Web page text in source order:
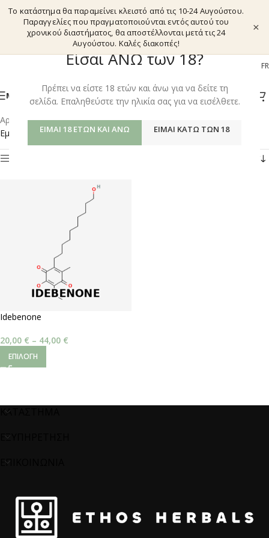
Είσαι ΑΝΩ των 18?
Πρέπει να είστε 18 ετών και άνω για να δείτε τη
σελίδα. Επαληθεύστε την ηλικία σας για να εισέλθετε.
ΕΊΜΑΙ 18 ΕΤΏΝ ΚΑΙ ΆΝΩ ΕΊΜΑΙ ΚΆΤΩ ΤΩΝ 18
Το κατάστημα θα παραμείνει κλειστό από τις 10-24 Αυγούστου.
Παραγγελίες που πραγματοποιούνται εντός αυτού του
χρονικού διαστήματος, θα αποστέλλονται μετά τις 24
Αυγούστου. Καλές διακοπές!
×
EL FR
ΜΕΝΟΎ
Αρχική σελίδα/Shop/Προϊόντα με ετικέτα “Idebenone powder”
Εμφάνιση του μοναδικού αποτελέσματος
Idebenone
20,00 € – 44,00 €
ΕΠΙΛΟΓΉ
ΚΑΤΑΣΤΗΜΑ
ΕΞΥΠΗΡΕΤΗΣΗ
ΕΠΙΚΟΙΝΩΝΙΑ